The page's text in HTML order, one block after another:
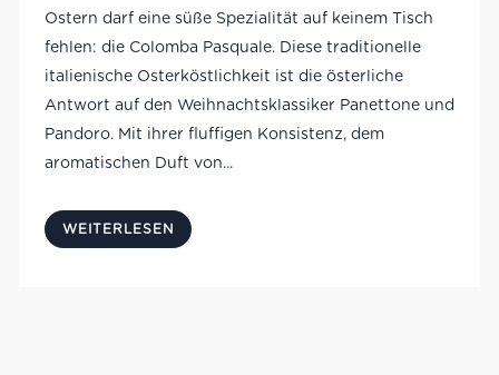
Ostern darf eine süße Spezialität auf keinem Tisch
fehlen: die Colomba Pasquale. Diese traditionelle
italienische Osterköstlichkeit ist die österliche
Antwort auf den Weihnachtsklassiker Panettone und
Pandoro. Mit ihrer fluffigen Konsistenz, dem
aromatischen Duft von...
WEITERLESEN